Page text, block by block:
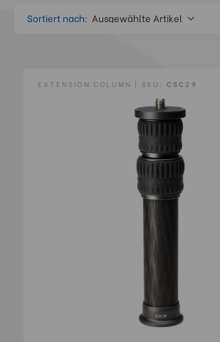
Sortiert nach:
EXTENSION COLUMN | SKU: CSC29